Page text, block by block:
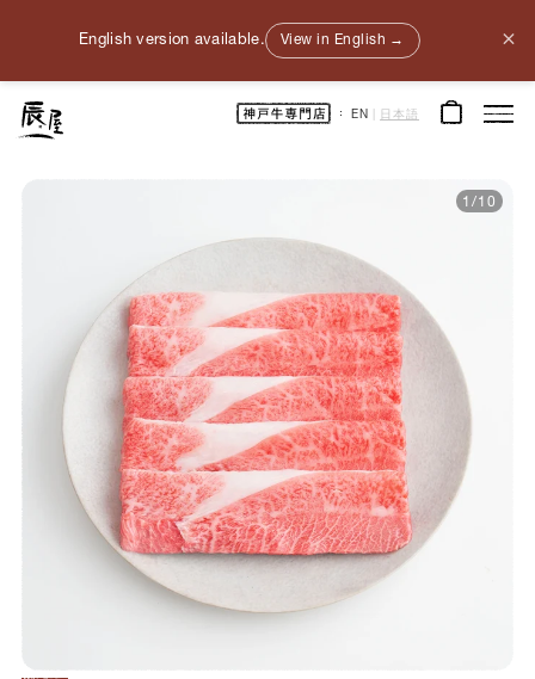
English version available. View in English → ×
神
戸
牛
EN 日本語
1/10